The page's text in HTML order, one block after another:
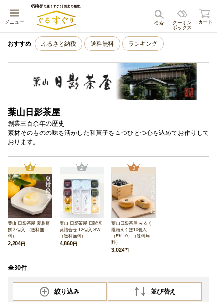
メニュー
キャンセル
クーポン
ボックス
検索 カート
おすすめ ふるさと納税 送料無料 ランキング
葉山日影茶屋
創業三百余年の歴史
素材そのものの味を活かした和菓子を１つひとつ心を込めてお作りして
おります。
1
葉山 日影茶屋 夏柑葛
餅３個入 （送料無
料）
2,204 円
2
葉山 日影茶屋 日影涼
菓詰合せ 12個入 SW
（送料無料）
4,860円
3
葉山日影茶屋 みるく
饅頭えくぼ10個入
（EK-10）（送料無
料）
3,024円
全30件
絞り込み 並び替え